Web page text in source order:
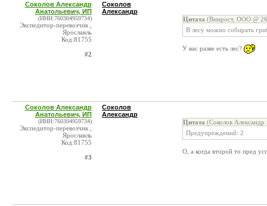
Соколов Александр
Анатольевич, ИП
(ИНН:760304959734)
Экспедитор-перевозчик ,
Ярославль
Код:81755
#2
Соколов
Александр
Цитата (Винрост, ООО @
В лесу можно собирать
У вас разве есть лес?
Соколов Александр
Анатольевич, ИП
(ИНН:760304959734)
Экспедитор-перевозчик ,
Ярославль
Код:81755
#3
Соколов
Александр
Цитата (Соколов
Предупреждений: 2
О, а когда второй то пред